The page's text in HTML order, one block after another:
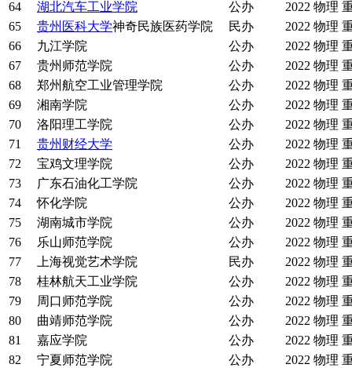
64 湖北汽车工业学院 公办 2022 物理
65
贵州医科大学神奇民族医药学院 民办 2022 物理
66
九江学院 公办 2022 物理
67
贵州师范学院 公办 2022 物理
68
郑州航空工业管理学院 公办 2022 物理
69
湘南学院 公办 2022 物理
70
洛阳理工学院 公办 2022 物理
71
贵州财经大学 公办 2022 物理
72
宝鸡文理学院 公办 2022 物理
73
广东石油化工学院 公办 2022 物理
74
怀化学院 公办 2022 物理
75
湖南城市学院 公办 2022 物理
76
乐山师范学院 公办 2022 物理
77
上海视觉艺术学院 民办 2022 物理
78
桂林航天工业学院 公办 2022 物理
79
周口师范学院 公办 2022 物理
80
曲靖师范学院 公办 2022 物理
81
嘉应学院 公办 2022 物理
82
宁夏师范学院 公办 2022 物理